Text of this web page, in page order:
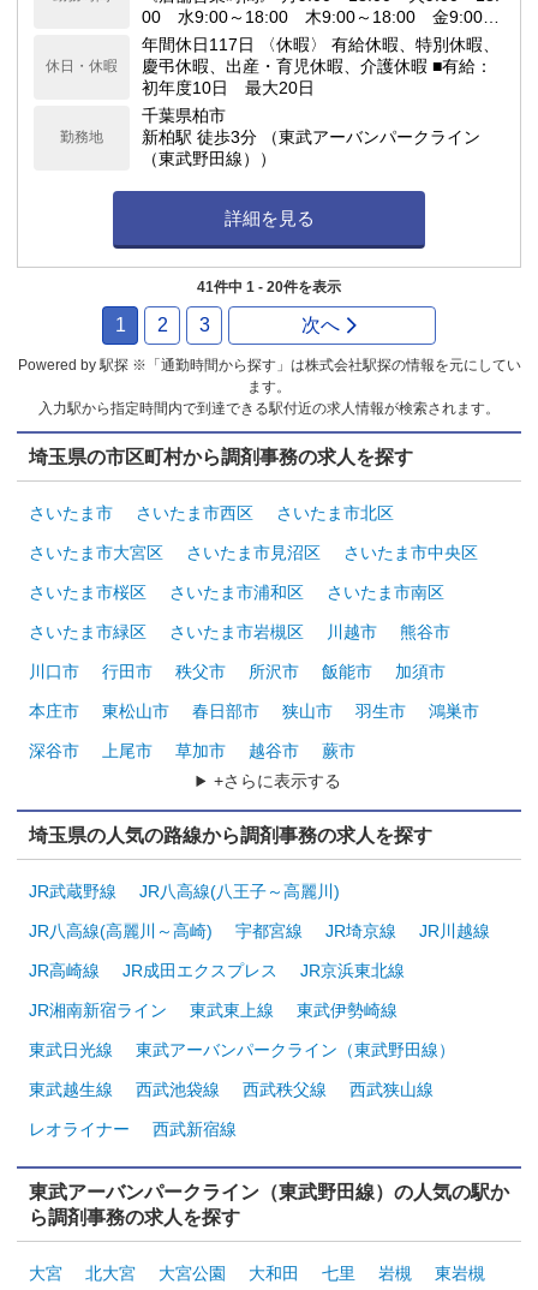
00 水9:00～18:00 木9:00～18:00 金9:00～
18:00 土9:00～17:00 日定休日
休日・休暇
年間休日117日 〈休暇〉 有給休暇、特別休暇、
慶弔休暇、出産・育児休暇、介護休暇 ■有給：
初年度10日 最大20日
勤務地
千葉県柏市
新柏駅 徒歩3分 （東武アーバンパークライン
（東武野田線））
詳細を見る
41件中 1 - 20件を表示
1 2 3 次へ
Powered by 駅探 ※「通勤時間から探す」は株式会社駅探の情報を元にしてい
ます。
入力駅から指定時間内で到達できる駅付近の求人情報が検索されます。
埼玉県の市区町村から調剤事務の求人を探す
さいたま市 さいたま市西区 さいたま市北区
さいたま市大宮区 さいたま市見沼区 さいたま市中央区
さいたま市桜区 さいたま市浦和区 さいたま市南区
さいたま市緑区 さいたま市岩槻区 川越市 熊谷市
川口市 行田市 秩父市 所沢市 飯能市 加須市
本庄市 東松山市 春日部市 狭山市 羽生市 鴻巣市
深谷市 上尾市 草加市 越谷市
蕨市
+さらに表示する
埼玉県の人気の路線から調剤事務の求人を探す
JR武蔵野線 JR八高線(八王子～高麗川)
JR八高線(高麗川～高崎) 宇都宮線 JR埼京線 JR川越線
JR高崎線 JR成田エクスプレス JR京浜東北線
JR湘南新宿ライン 東武東上線 東武伊勢崎線
東武日光線 東武アーバンパークライン（東武野田線）
東武越生線 西武池袋線 西武秩父線 西武狭山線
レオライナー 西武新宿線
東武アーバンパークライン（東武野田線）の人気の駅か
ら調剤事務の求人を探す
大宮 北大宮 大宮公園 大和田 七里 岩槻 東岩槻